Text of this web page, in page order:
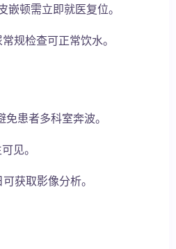
顿需立即就医复位。
规检查可正常饮水。
患者多科室奔波。
见。
获取影像分析。